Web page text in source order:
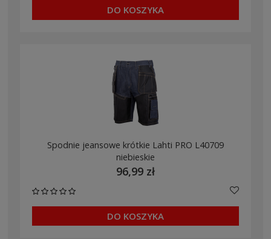
DO KOSZYKA
Spodnie jeansowe krótkie Lahti PRO L40709
niebieskie
96,99 zł
DO KOSZYKA